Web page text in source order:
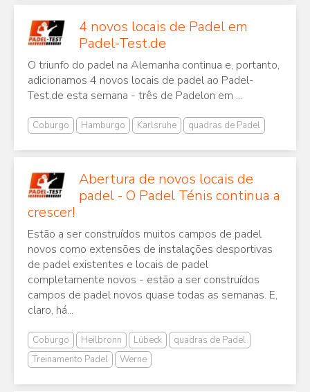
4 novos locais de Padel em
Padel-Test.de
O triunfo do padel na Alemanha continua e, portanto,
adicionamos 4 novos locais de padel ao Padel-
Test.de esta semana - três de Padelon em ...
Coburgo Hamburgo Karlsruhe quadras de Padel
Abertura de novos locais de
padel - O Padel Ténis continua a
crescer!
Estão a ser construídos muitos campos de padel
novos como extensões de instalações desportivas
de padel existentes e locais de padel
completamente novos - estão a ser construídos
campos de padel novos quase todas as semanas. E,
claro, há...
Coburgo Heilbronn Lübeck
quadras de Padel
Treinamento Padel
Werne